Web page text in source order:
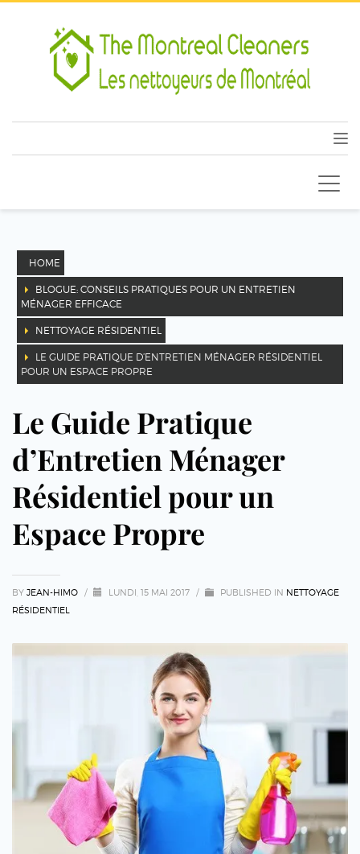
HOME
BLOGUE: CONSEILS PRATIQUES POUR UN ENTRETIEN
MÉNAGER EFFICACE
NETTOYAGE RÉSIDENTIEL
LE GUIDE PRATIQUE D’ENTRETIEN MÉNAGER RÉSIDENTIEL
POUR UN ESPACE PROPRE
Le Guide Pratique
d’Entretien Ménager
Résidentiel pour un
Espace Propre
BY JEAN-HIMO / LUNDI, 15 MAI 2017 / PUBLISHED IN NETTOYAGE
RÉSIDENTIEL